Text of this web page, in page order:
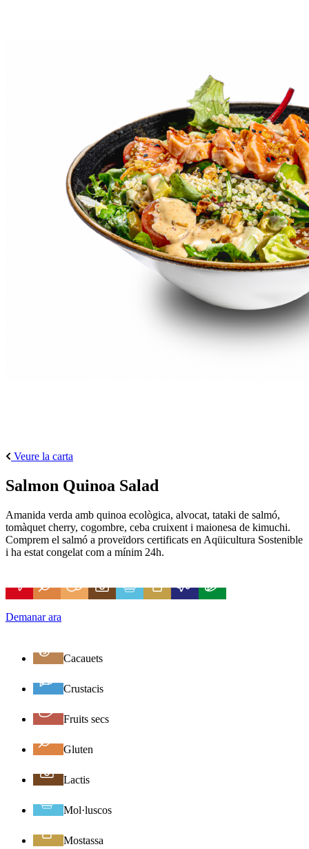
Veure la carta
Salmon Quinoa Salad
Amanida verda amb quinoa ecològica, alvocat, tataki de salmó,
tomàquet cherry, cogombre, ceba cruixent i maionesa de kimuchi.
Comprem el salmó a proveïdors certificats en Aqüicultura Sostenible
i ha estat congelat com a mínim 24h.
Demanar ara
Cacauets
Crustacis
Fruits secs
Gluten
Lactis
Mol·luscos
Mostassa